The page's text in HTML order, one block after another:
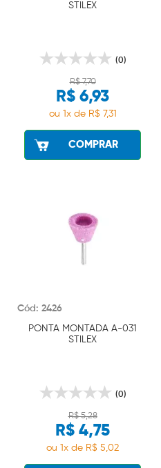
STILEX
(0)
R$ 7,70
R$ 6,93
ou 1x de R$ 7,31
COMPRAR
Cód: 2426
PONTA MONTADA A-031
STILEX
(0)
R$ 5,28
R$ 4,75
ou 1x de R$ 5,02